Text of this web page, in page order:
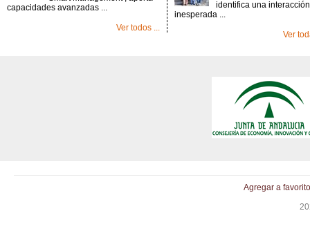
capacidades avanzadas ...
Ver todos ...
identifica una interacción
inesperada ...
Ver
Agregar a